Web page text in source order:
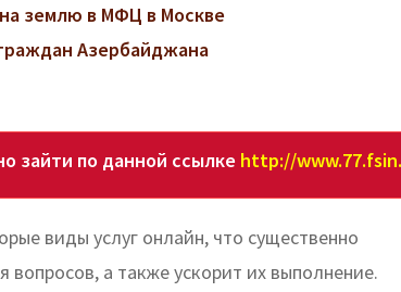
землю в МФЦ в Москве
Азербайджана
зайти по данной ссылке http://
виды услуг онлайн, что существенно
а также ускорит их выполнение.